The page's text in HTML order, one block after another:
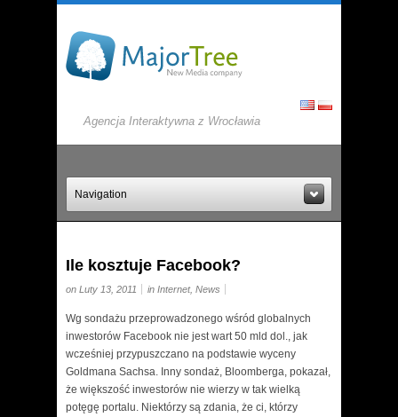
Agencja Interaktywna z Wrocławia
Navigation
Ile kosztuje Facebook?
on Luty 13, 2011 in Internet, News
Wg sondażu przeprowadzonego wśród globalnych
inwestorów Facebook nie jest wart 50 mld dol., jak
wcześniej przypuszczano na podstawie wyceny
Goldmana Sachsa. Inny sondaż, Bloomberga, pokazał,
że większość inwestorów nie wierzy w tak wielką
potęgę portalu. Niektórzy są zdania, że ci, którzy